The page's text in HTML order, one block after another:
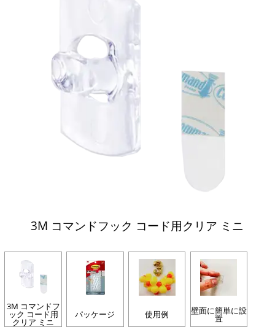
3M コマンドフック コード用クリア ミニ
3M コマンドフ
ック コード用
クリア ミニ
パッケージ 使用例 壁面に簡単に設
置